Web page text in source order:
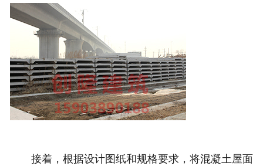
接着，根据设计图纸和规格要求，将混凝土屋面